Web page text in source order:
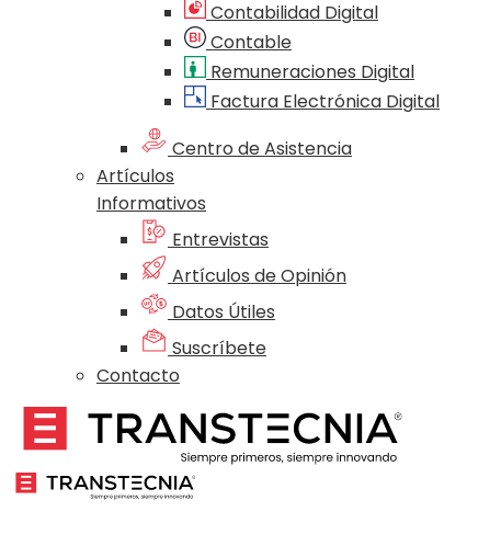
Contabilidad Digital
Contable
Remuneraciones Digital
Factura Electrónica Digital
Centro de Asistencia
Artículos
Informativos
Entrevistas
Artículos de Opinión
Datos Útiles
Suscríbete
Contacto